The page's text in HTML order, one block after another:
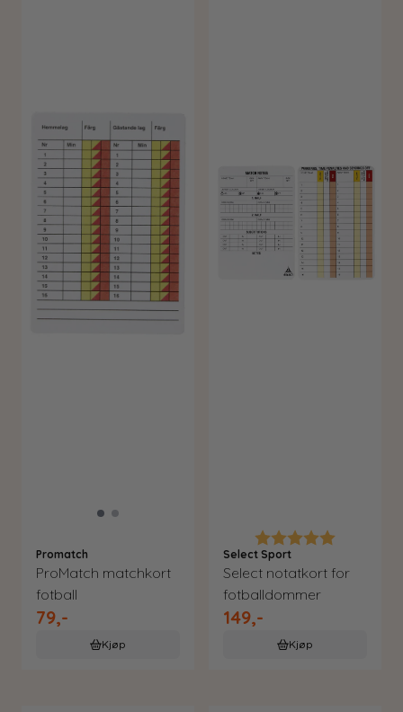
Promatch
ProMatch matchkort
fotball
79,-
Kjøp
Karakter:
Select Sport
Select notatkort for
fotballdommer
149,-
Kjøp